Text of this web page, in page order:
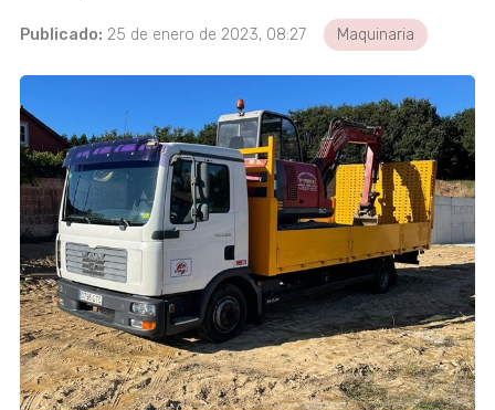
Publicado: 25 de enero de 2023, 08:27 Maquinaria